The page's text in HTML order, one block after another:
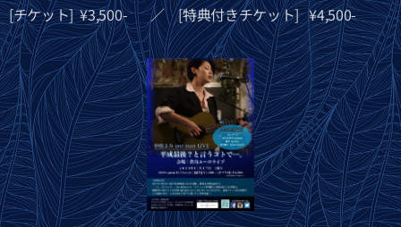
[チケット] ¥3,500- ／ [特典付きチケット] ¥4,500-